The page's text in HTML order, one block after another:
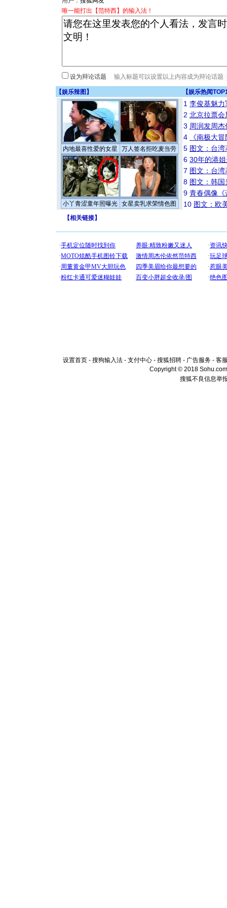
唯一能打出【范特西】的输入法！
设为辩论话题
【娱乐辣图 】 【娱乐热闻
内地最喜性爱的女星 万人签名拒吃麦当劳
小丫青涩童年照曝光 女星卖乳求荣情色图
1 李俊基魅力
2 北京拉票
3 周润发周
4
《南极大
5 图文：台
6 30年的港
7 图文：台
8 图文：韩
9 青春偶像《
10 图文：欧
【相关链接】
设置首页 - 搜狗输入法 - 支付中心 - 搜狐招聘 - 广告服务 - 客
Copyright © 2018
搜狐不良信息举